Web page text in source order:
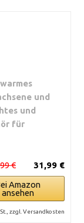
und
und
für
31,99 €
€
Amazon
ansehen
zzgl. Versandkosten